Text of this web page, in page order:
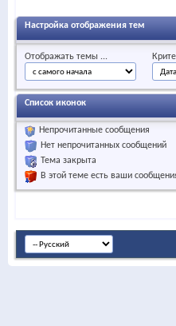
Настройка отображения тем
Отображать темы ...
Список иконок
Непрочитанные сообщения
Нет непрочитанных сообщений
Тема закрыта
В этой теме есть ваши